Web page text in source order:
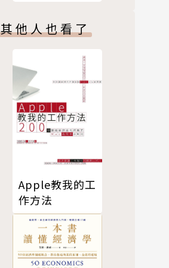
其他人也看了
Apple教我的工
作方法